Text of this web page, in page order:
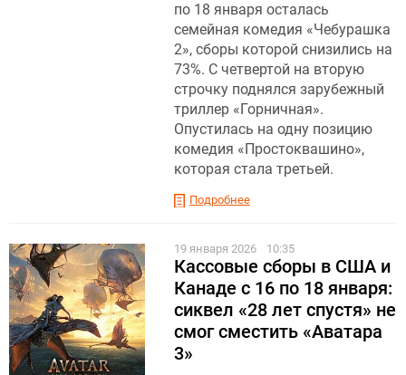
по 18 января осталась
семейная комедия «Чебурашка
2», сборы которой снизились на
73%. С четвертой на вторую
строчку поднялся зарубежный
триллер «Горничная».
Опустилась на одну позицию
комедия «Простоквашино»,
которая стала третьей.
Подробнее
19 января 2026 10:35
Кассовые сборы в США и
Канаде с 16 по 18 января:
сиквел «28 лет спустя» не
смог сместить «Аватара
3»